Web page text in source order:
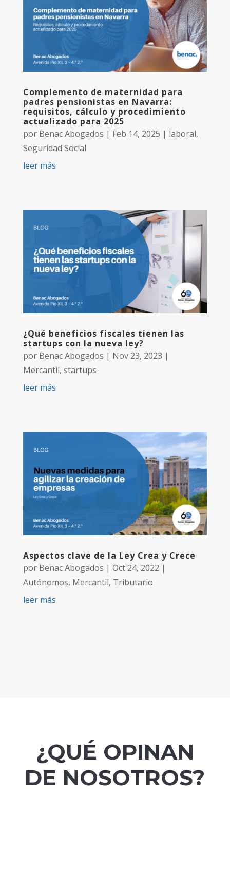
Complemento de maternidad para
padres pensionistas en Navarra:
requisitos, cálculo y procedimiento
actualizado para 2025
por Benac Abogados | Feb 14, 2025 | laboral,
Seguridad Social
leer más
¿Qué beneficios fiscales tienen las
startups con la nueva ley?
por Benac Abogados | Nov 23, 2023 |
Mercantil, startups
leer más
Aspectos clave de la Ley Crea y Crece
por Benac Abogados | Oct 24, 2022 |
Autónomos, Mercantil, Tributario
leer más
¿QUÉ OPINAN
DE NOSOTROS?